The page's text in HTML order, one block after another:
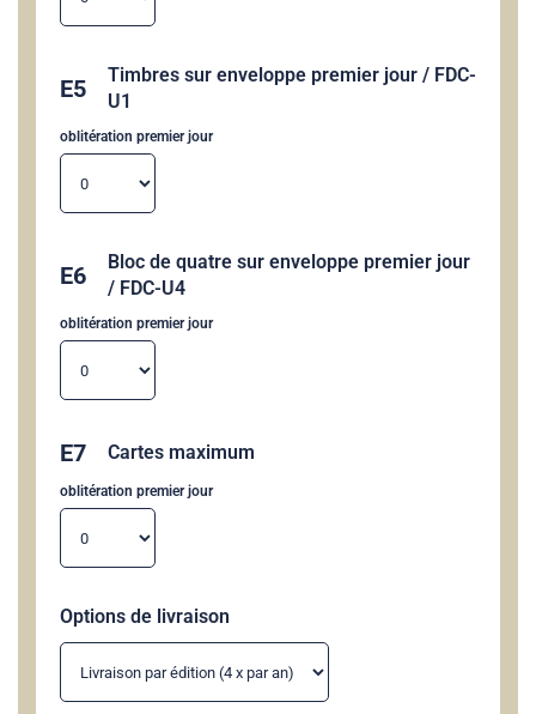
E5
Timbres sur enveloppe premier jour / FDC-
U1
oblitération premier jour
E6
Bloc de quatre sur enveloppe premier jour
/ FDC-U4
oblitération premier jour
E7 Cartes maximum
oblitération premier jour
Options de livraison